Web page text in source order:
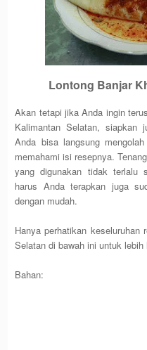
Lontong Banjar
Akan tetapi jika Anda ingin
Kalimantan Selatan, siapkan
Anda bisa langsung
memahami isi resepnya.
yang digunakan tidak terlalu
harus Anda terapkan juga
dengan mudah.
Hanya perhatikan keseluruhan
Selatan di bawah ini untuk lebih
Bahan: